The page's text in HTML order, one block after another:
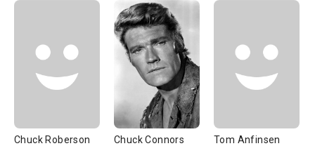
Chuck Roberson Chuck Connors Tom Anfinsen